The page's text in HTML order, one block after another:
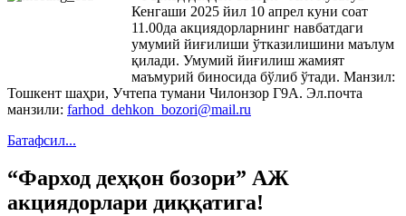
Кенгаши 2025 йил 10 апрел куни соат
11.00да акциядорларнинг навбатдаги
умумий йиғилиши ўтказилишини маълум
қилади. Умумий йиғилиш жамият
маъмурий биносида бўлиб ўтади. Манзил:
Тошкент шаҳри, Учтепа тумани Чилонзор Г9А. Эл.почта
манзили: farhod_dehkon_bozori@mail.ru
Батафсил...
“Фарход деҳқон бозори” АЖ
акциядорлари диққатига!